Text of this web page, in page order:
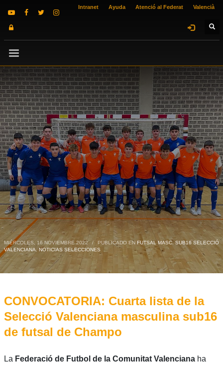
Intranet Ayuda Atenció al Federat Valencià
MIÉRCOLES, 16 NOVIEMBRE 2022 / PUBLICADO EN FUTSAL MASC. SUB16 SELECCIÓ
VALENCIANA ,NOTICIAS SELECCIONES
CONVOCATORIA: Cuarta lista de la
Selecció Valenciana masculina sub16
de futsal de Champo
La Federació de Futbol de la Comunitat Valencianaha